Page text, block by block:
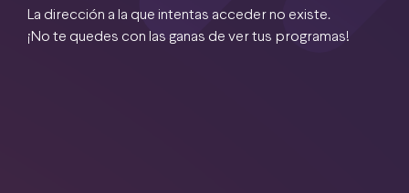
La dirección a la que intentas acceder no existe.
¡No te quedes con las ganas de ver tus programas!